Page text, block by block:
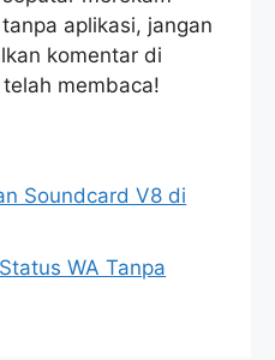
aplikasi, jangan
komentar di
membaca!
Soundcard V8 di
WA Tanpa